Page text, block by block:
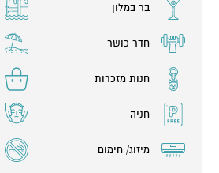
חניה ואינטרנט אלחוטי חינם לאורחי המלון.
לגוף ולנפש:
במתחם הספא מבחר עשיר של מתקנים
גופרית, בריכות מי ים המלח, ג'קוזי, מפלי
בר במלון
חדר כושר
חנות מזכרות
חניה
מיזוג/ חימום